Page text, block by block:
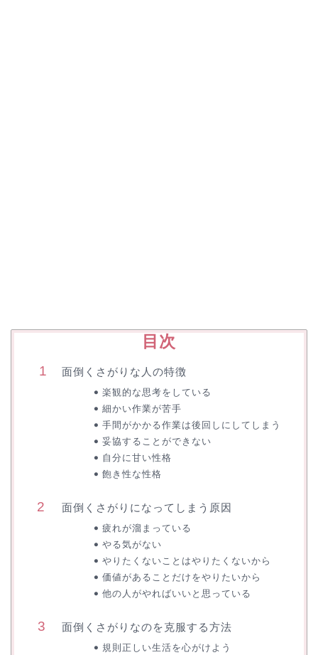
目次
面倒くさがりな人の特徴
楽観的な思考をしている
細かい作業が苦手
手間がかかる作業は後回しにしてしまう
妥協することができない
自分に甘い性格
飽き性な性格
面倒くさがりになってしまう原因
疲れが溜まっている
やる気がない
やりたくないことはやりたくないから
価値があることだけをやりたいから
他の人がやればいいと思っている
面倒くさがりなのを克服する方法
規則正しい生活を心がけよう